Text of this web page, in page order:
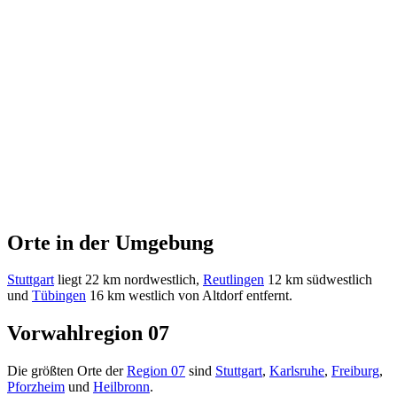
Orte in der Umgebung
Stuttgartliegt 22 km nordwestlich, Reutlingen 12 km südwestlich
und Tübingen 16 km westlich von Altdorf entfernt.
Vorwahlregion 07
Die größten Orte derRegion 07 sind Stuttgart, Karlsruhe, Freiburg,
Pforzheim und Heilbronn.